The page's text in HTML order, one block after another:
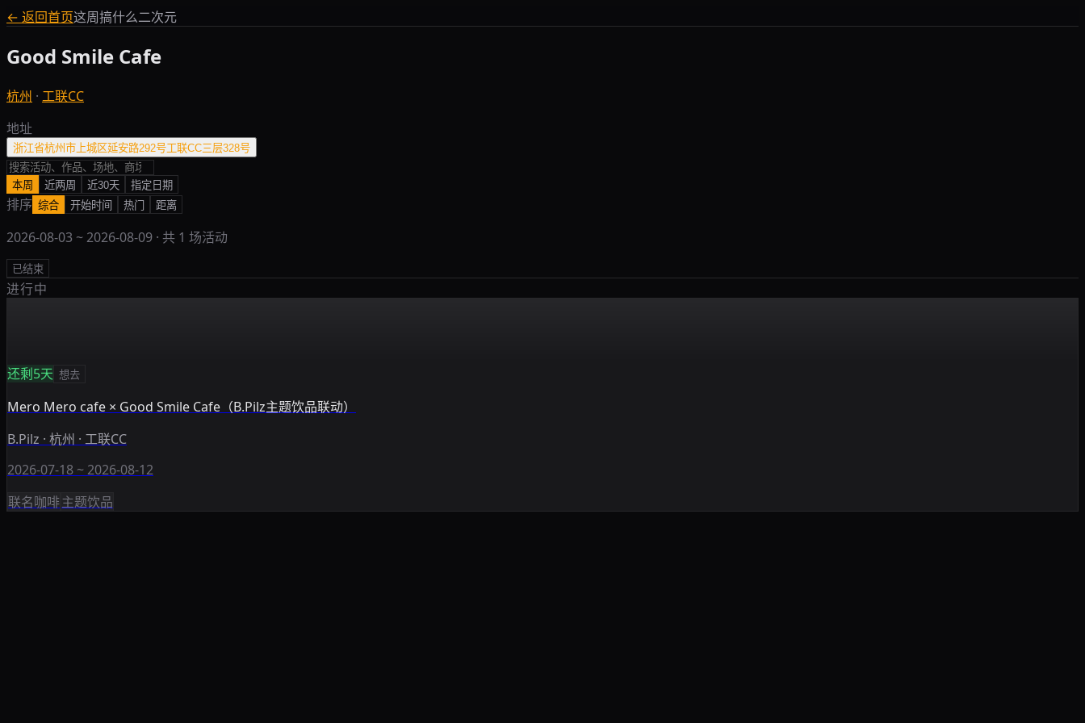
← 返回首页这周搞什么二次元
Good Smile Cafe
杭州 · 工联CC
地址
浙江省杭州市上城区延安路292号工联CC三层328号
本周 近两周 近30天 指定日期
排序 综合 开始时间 热门 距离
2026-08-03 ~2026-08-09 · 共 1 场活动
已结束
进行中
还剩5天 想去
Mero Mero cafe × Good Smile Cafe（B.Pilz主题饮品联动）
B.Pilz · 杭州 · 工联CC
2026-07-18 ~ 2026-08-12
联名咖啡主题饮品